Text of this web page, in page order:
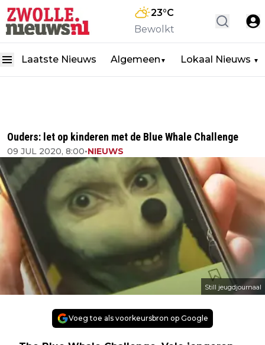
23°C
Bewolkt
Laatste Nieuws Algemeen ▼ Lokaal Nieuws ▼
Ouders: let op kinderen met de Blue Whale Challenge
09 JUL 2020, 8:00•NIEUWS
Still jeugdjournaal
Voeg toe als voorkeursbron op Google